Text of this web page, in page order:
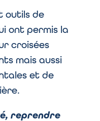
outils de
ont permis la
croisées
mais aussi
et de
reprendre